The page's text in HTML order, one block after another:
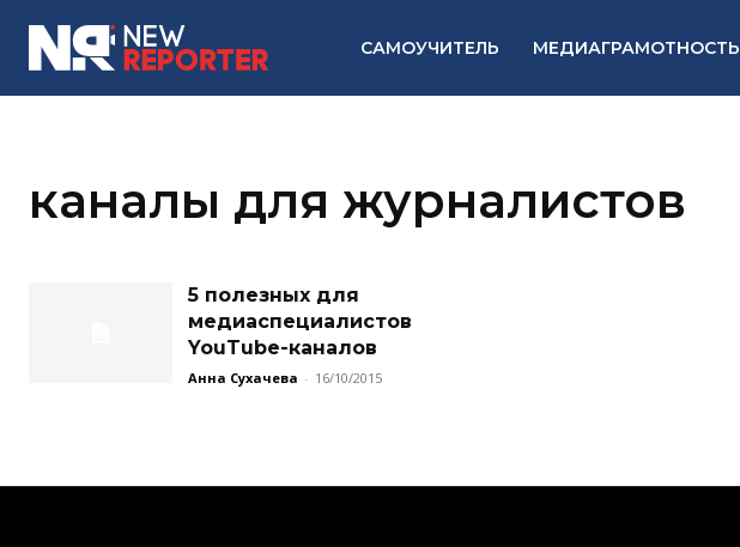
САМОУЧИТЕЛЬ МЕДИАГРАМОТНОСТЬ
каналы для журналистов
5 полезных для
медиаспециалистов
YouTube-каналов
Анна Сухачева - 16/10/2015